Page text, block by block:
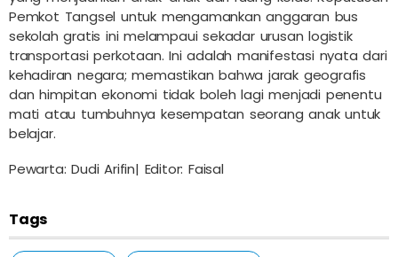
Pemkot Tangsel untuk mengamankan anggaran bus
sekolah gratis ini melampaui sekadar urusan logistik
transportasi perkotaan. Ini adalah manifestasi nyata dari
kehadiran negara; memastikan bahwa jarak geografis
dan himpitan ekonomi tidak boleh lagi menjadi penentu
mati atau tumbuhnya kesempatan seorang anak untuk
belajar.
Pewarta: Dudi Arifin| Editor: Faisal
Tags